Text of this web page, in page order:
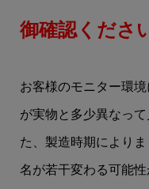
御確認くださ
お客様のモニター環
が実物と多少異なっ
た、製造時期により
名が若干変わる可能